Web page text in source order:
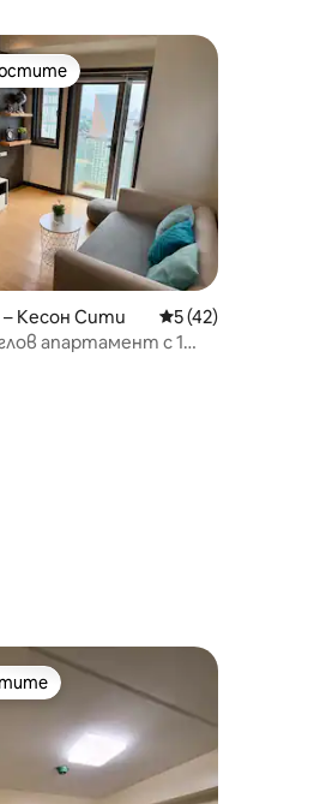
отзива
избор на гостите
Кесон Сити Средна оценка:
5 (42)
апартамент с 1